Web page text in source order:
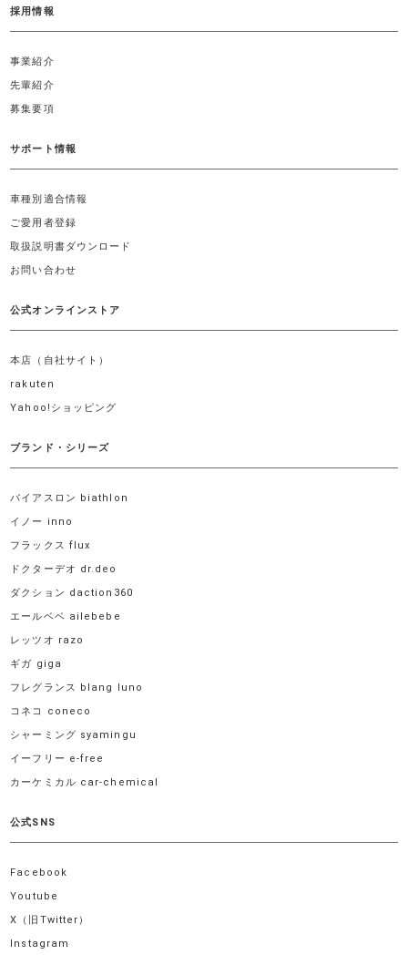
採用情報
事業紹介
先輩紹介
募集要項
サポート情報
車種別適合情報
ご愛用者登録
取扱説明書ダウンロード
お問い合わせ
公式オンラインストア
本店（自社サイト）
rakuten
Yahoo!ショッピング
ブランド・シリーズ
バイアスロン biathlon
イノー inno
フラックス flux
ドクターデオ dr.deo
ダクション daction360
エールベベ ailebebe
レッツオ razo
ギガ giga
フレグランス blang luno
コネコ coneco
シャーミング syamingu
イーフリー e-free
カーケミカル car-chemical
公式SNS
Facebook
Youtube
X（旧Twitter）
Instagram